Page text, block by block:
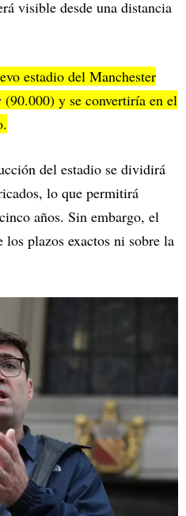
visible desde una distancia
estadio del Manchester
y se convertiría en el
del estadio se dividirá
lo que permitirá
años. Sin embargo, el
plazos exactos ni sobre la